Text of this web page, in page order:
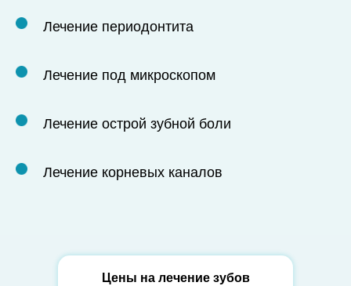
Лечение периодонтита
Лечение под микроскопом
Лечение острой зубной боли
Лечение корневых каналов
Цены на лечение зубов